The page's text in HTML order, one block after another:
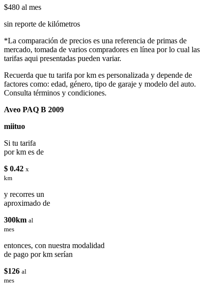
$480 al mes
sin reporte de kilómetros
*La comparación de precios es una referencia de primas de
mercado, tomada de varios compradores en línea por lo cual las
tarifas aqui presentadas pueden variar.
Recuerda que tu tarifa por km es personalizada y depende de
factores como: edad, género, tipo de garaje y modelo del auto.
Consulta términos y condiciones.
Aveo PAQ B 2009
miituo
Si tu tarifa
por km es de
$ 0.42 x
km
y recorres un
aproximado de
300km al
mes
entonces, con nuestra modalidad
de pago por km serían
$126 al
mes